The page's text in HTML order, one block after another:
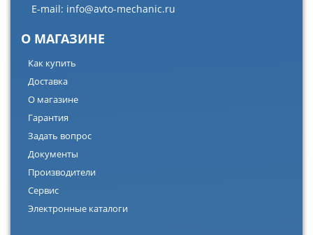
E-mail: info@avto-mechanic.ru
О МАГАЗИНЕ
Как купить
Доставка
О магазине
Гарантия
Задать вопрос
Документы
Производители
Сервис
Электронные каталоги